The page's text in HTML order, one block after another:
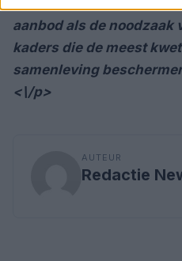
aanbod als de noodzaak
kaders die de meest
samenleving
<\/p>
AUTEUR
Redactie